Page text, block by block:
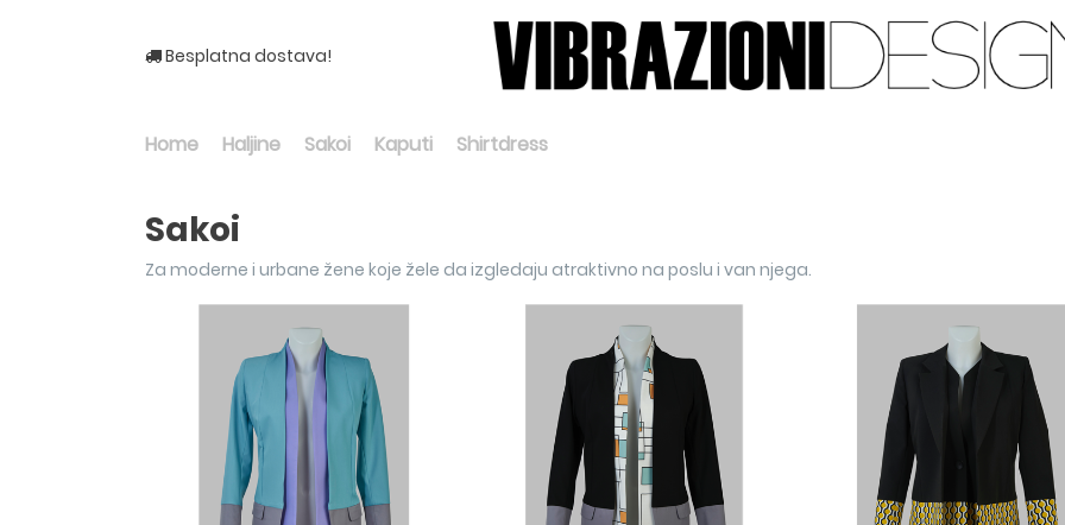
Besplatna dostava!
Home Haljine Sakoi Kaputi Shirtdress
Sakoi
Za moderne i urbane žene koje žele da izgledaju atraktivno na poslu i van njega.